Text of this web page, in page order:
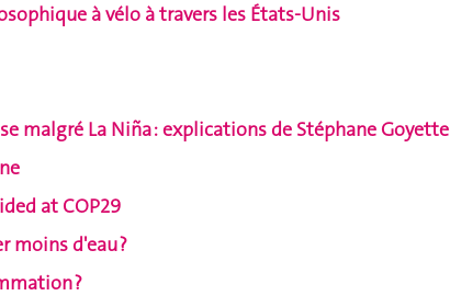
à vélo à travers les États-Unis
malgré La Niña : explications de Stéphane Goyette
at COP29
d'eau ?
?